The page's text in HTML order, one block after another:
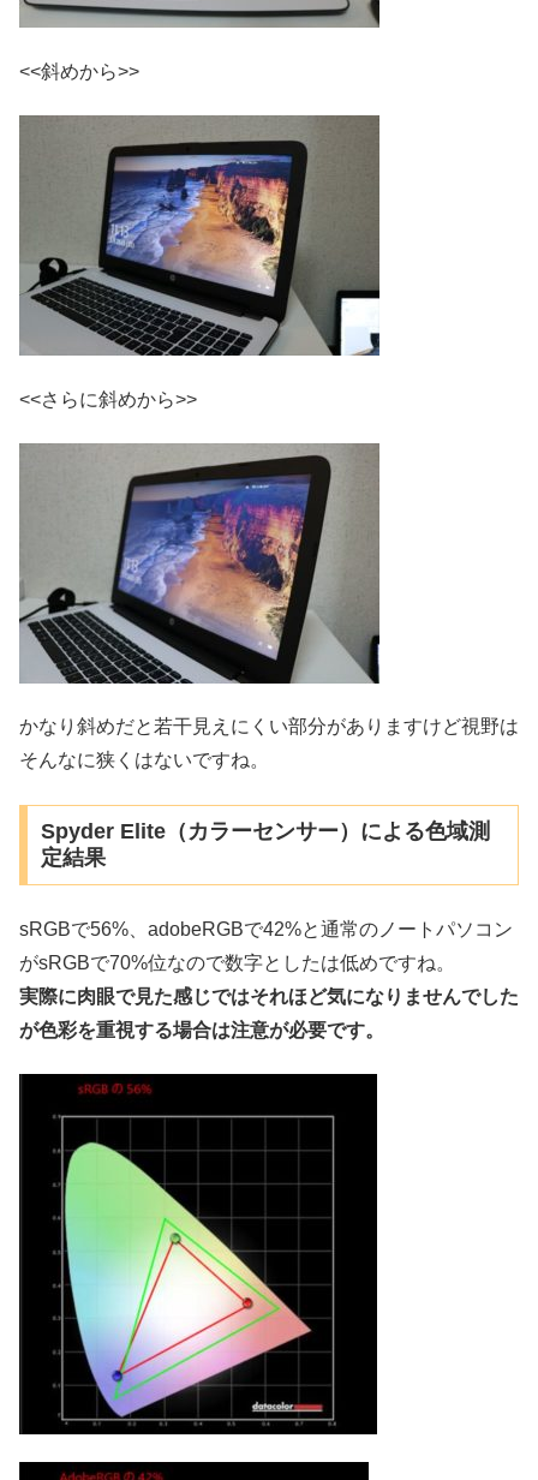
<<斜めから>>
<<さらに斜めから>>
かなり斜めだと若干見えにくい部分がありますけど視野は
そんなに狭くはないですね。
Spyder Elite（カラーセンサー）による色域測
定結果
sRGBで56%、adobeRGBで42%と通常のノートパソコン
がsRGBで70%位なので数字としたは低めですね。
実際に肉眼で見た感じではそれほど気になりませんでした
が色彩を重視する場合は注意が必要です。